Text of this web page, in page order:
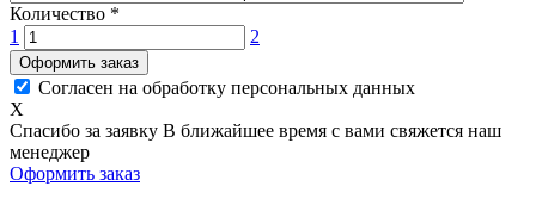
Количество *
1
2
Оформить заказ
Согласен на обработку персональных данных
X
Спасибо за заявку В ближайшее время с вами свяжется наш
менеджер
Оформить заказ